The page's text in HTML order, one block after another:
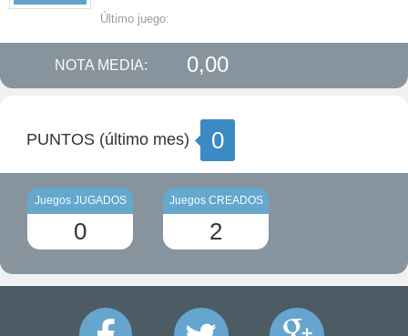
Último juego:
NOTA MEDIA: 0,00
PUNTOS (último mes) 0
Juegos JUGADOS
0
Juegos CREADOS
2